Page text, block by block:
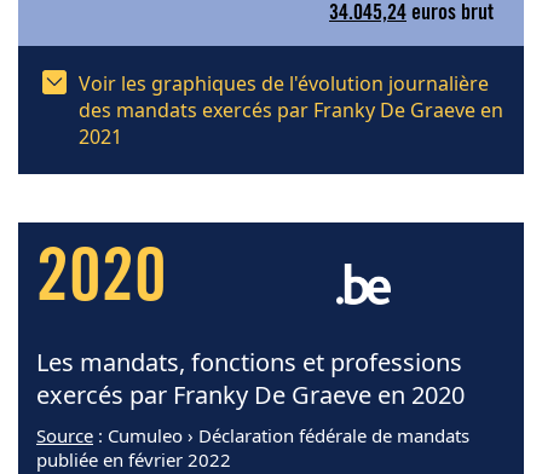
34.045,24 euros brut
Voir les graphiques de l'évolution journalière
des mandats exercés par Franky De Graeve en
2021
2020
Les mandats, fonctions et professions
exercés par Franky De Graeve en 2020
Source : Cumuleo › Déclaration fédérale de mandats
publiée en février 2022